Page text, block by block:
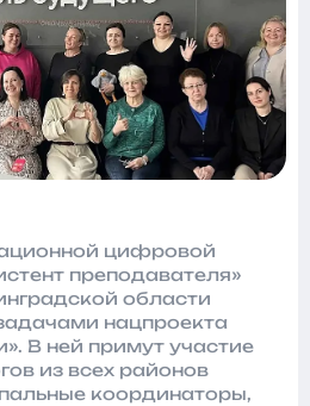
цифровой
преподавателя»
области
нацпроекта
В ней примут участие
из всех районов
координаторы,